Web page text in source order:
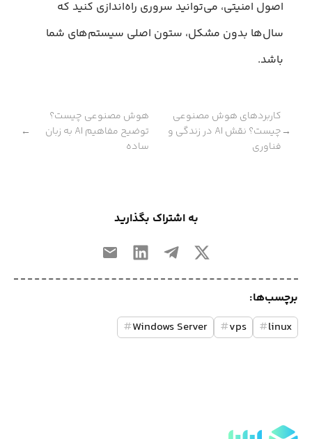
اصول امنیتی، می‌توانید سروری راه‌اندازی کنید که
سال‌ها بدون مشکل، ستون اصلی سیستم‌های شما
باشد.
→
کاربردهای هوش مصنوعی
چیست؟ نقش AI در زندگی و
فناوری
هوش مصنوعی چیست؟
توضیح مفاهیم AI به زبان
ساده
←
به اشتراک بگذارید
برچسب‌ها:
linux
#
vps
#
Windows Server
#